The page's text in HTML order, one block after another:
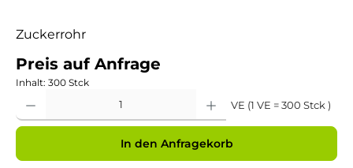
Zuckerrohr
Preis auf Anfrage
Inhalt: 300 Stck
VE (1 VE = 300 Stck )
In den Anfragekorb